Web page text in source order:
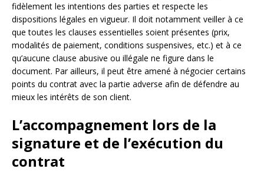
fidèlement les intentions des parties et respecte les
dispositions légales en vigueur. Il doit notamment veiller à ce
que toutes les clauses essentielles soient présentes (prix,
modalités de paiement, conditions suspensives, etc.) et à ce
qu’aucune clause abusive ou illégale ne figure dans le
document. Par ailleurs, il peut être amené à négocier certains
points du contrat avec la partie adverse afin de défendre au
mieux les intérêts de son client.
L’accompagnement lors de la
signature et de l’exécution du
contrat